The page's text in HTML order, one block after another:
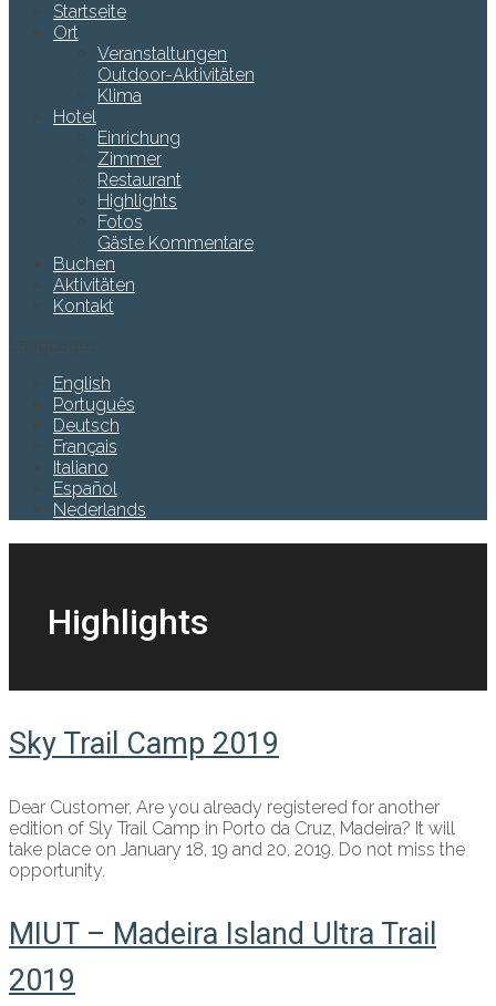
Startseite
Ort
Veranstaltungen
Outdoor-Aktivitäten
Klima
Hotel
Einrichung
Zimmer
Restaurant
Highlights
Fotos
Gäste Kommentare
Buchen
Aktivitäten
Kontakt
English
Português
Deutsch
Français
Italiano
Español
Nederlands
Highlights
Sky Trail Camp 2019
Dear Customer, Are you already registered for another
edition of Sly Trail Camp in Porto da Cruz, Madeira? It will
take place on January 18, 19 and 20, 2019. Do not miss the
opportunity.
MIUT – Madeira Island Ultra Trail
2019